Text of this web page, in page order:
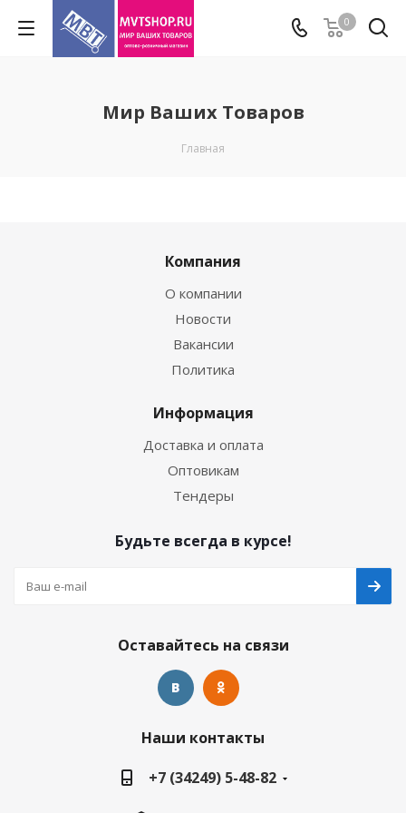
0
Мир Ваших Товаров
Главная
Компания
О компании
Новости
Вакансии
Политика
Информация
Доставка и оплата
Оптовикам
Тендеры
Будьте всегда в курсе!
Оставайтесь на связи
Наши контакты
+7 (34249) 5-48-82